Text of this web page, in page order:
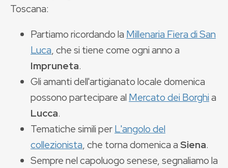
Toscana:
Partiamo ricordando la Millenaria Fiera di San
Luca, che si tiene come ogni anno a
Impruneta.
Gli amanti dell'artigianato locale domenica
possono partecipare al Mercato dei Borghia
Lucca.
Tematiche simili perL'angolo del
collezionista, che torna domenica aSiena.
Sempre nel capoluogo senese, segnaliamo la